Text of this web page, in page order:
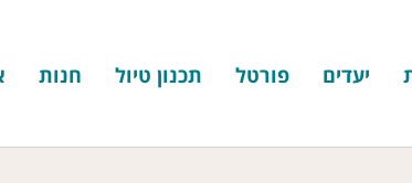
יעדים פורטל תכנון טיול חנות